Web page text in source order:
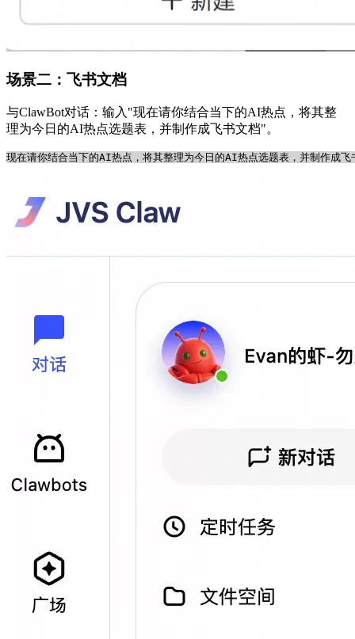
场景二：飞书文档
与ClawBot对话：输入"现在请你结合当下的AI热点，将其整
理为今日的AI热点选题表，并制作成飞书文档"。